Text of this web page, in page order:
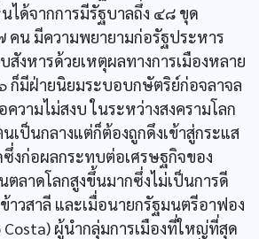
ได้จากการมีรัฐบาลถึง ๔๘ ขุด
คน มีความพยายามก่อรัฐประหาร
สังหารด้วยเหตุผลทางการเมืองหลาย
ก็มีฝ่ายนิยมระบอบกษัตริย์ก่อจลาจล
วามไม่สงบ ในระหว่างสงครามโลก
เป็นกลางแต่ก็ต้องถูกดึงเข้าสู่กระแส
ซึ่งก่อผลกระทบต่อเศรษฐกิจของ
ตลาดโลกสูงขึ้นมากซึ่งไม่เป็นการดี
าวสาลี และเมื่อนายกรัฐมนตรีอาฟอง
ผู้นำกลุ่มการเมืองที่ใหญ่ที่สุด